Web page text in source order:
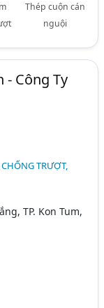
Thép cuộn cán
nguội
- Công Ty
TRƯỢT,
TP. Kon Tum,